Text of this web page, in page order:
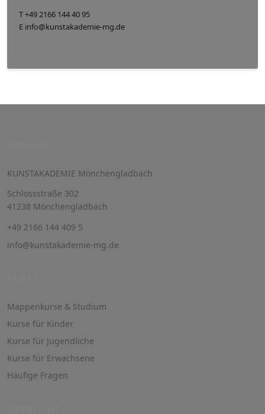
T +49 2166 144 40 95
E info@kunstakademie-mg.de
KUNSTAKADEMIE Mönchengladbach
Schlossstraße 302
41238 Mönchengladbach
+49 2166 144 409 5
info@kunstakademie-mg.de
Mappenkurse & Studium
Kurse für Kinder
Kurse für Jugendliche
Kurse für Erwachsene
Häufige Fragen